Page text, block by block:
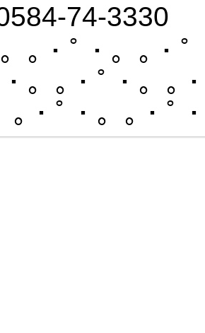
74-3330
｡・ﾟ・。｡・
。｡・ﾟ・。｡
｡・ﾟ・。｡・ﾟ